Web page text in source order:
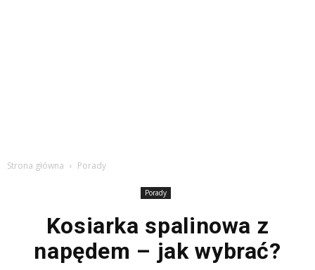
Strona główna Porady
Porady
Kosiarka spalinowa z
napędem – jak wybrać?